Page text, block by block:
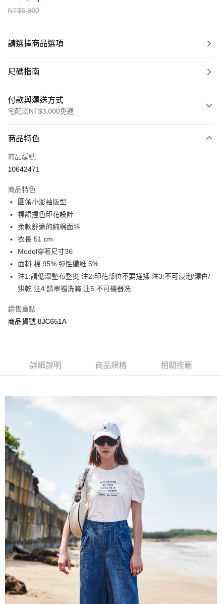
NT$6,980
請選擇商品選項
尺碼指南
付款與運送方式
宅配滿NT$3,000免運
信用卡一次付款
LINE Pay
街口支付
悠遊付
Google Pay
全盈+PAY
AFTEE先享後付
相關說明
AFTEE先享後付是「在收到商品之後才付款」的支付方式。 讓您購物簡單
便利好安心！
１．簡單：不需註冊會員、不需綁卡、不需儲值。
１．於結帳方式選擇「AFTEE先享後付」後，將跳轉至「AFTEE先享後付」
３．收到繳費通知簡訊後14天內，點擊此簡訊中的連結，可透過四大超商／
※ 請注意：結帳手續完成當下不需立刻繳費，但若您需要取消訂單，請聯絡
購買商品的店家。未經商家同意取消之訂單仍視為有效，需透過AFTEE先享
※ 交易是否成功請以「AFTEE先享後付 」之結帳頁面顯示為準，若有關於
是否繳費成功／繳費後需取消欲退款等相關疑問，請聯繫「AFTEE先享後付
客戶支援中心」
https://netprotections.freshdesk.com/support/home
【注意事項】
１．透過由恩沛科技股份有限公司提供之「AFTEE先享後付」服務完成之交
易，需依本服務之必要範圍內提供個人資料，並將交易相關給付款項請求債
權轉讓予恩沛科技股份有限公司。
２．關於個人資料處理事宜，請瀏覽以下網址：
https://aftee.tw/terms/#terms3
３．未成年的使用者請事先徵得法定代理人或監護人之同意方可使用
「AFTEE先享後付」，若未經同意申辦者引起之損失，本公司不負相關責
任。
４．使用「AFTEE先享後付」時，將依據個別帳號之用戶狀況，依本公司即
時審查核予不同之上限額度；若仍有額度不足之情形，本公司將視審查結果
請求用戶進行身份認證。
５．嚴禁一人註冊多個帳號或使用他人資訊註冊。若發現惡意使用之情形，
恩沛科技股份有限公司將有權停止該用戶之使用額度並採取法律行動。
商品特色
商品編號
10642471
商品特色
圓領小澎袖版型
標語撞色印花設計
柔軟舒適的純棉面料
衣長 51 cm
Model穿著尺寸36
面料 棉 95% 彈性纖維 5%
注1:請低溫墊布整燙 注2:印花部位不要搓揉 注3:不可浸泡/漂白/
烘乾 注4:請單獨洗滌 注5:不可機器洗
銷售重點
商品貨號 8JC651A
詳細說明 商品規格 相關推薦